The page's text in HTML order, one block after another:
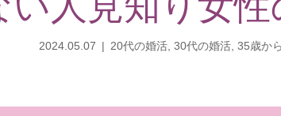
2024.05.07 20代の婚活 30代の婚活 35歳か